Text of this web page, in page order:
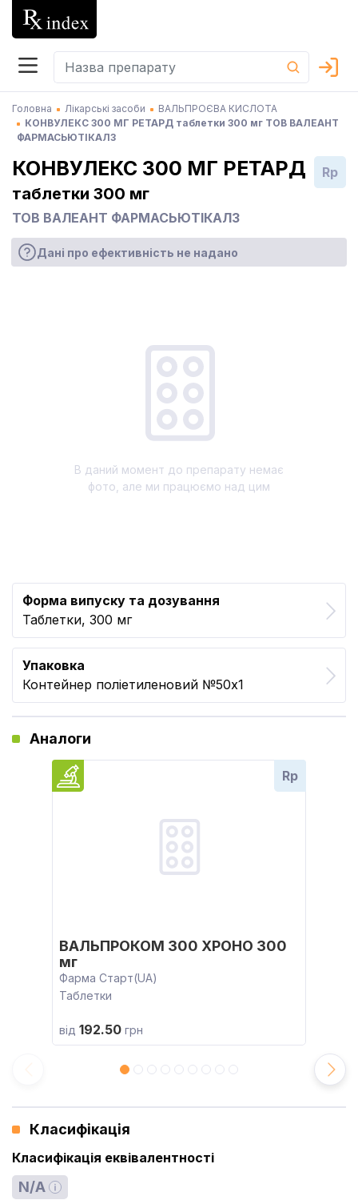
Головна Лікарські засоби
ВАЛЬПРОЄВА КИСЛОТА
КОНВУЛЕКС 300 МГ РЕТАРД таблетки 300 мг ТОВ ВАЛЕАНТ
ФАРМАСЬЮТІКАЛЗ
КОНВУЛЕКС 300 МГ РЕТАРД
таблетки 300 мг
ТОВ ВАЛЕАНТ ФАРМАСЬЮТІКАЛЗ
Rp
Дані про ефективність не надано
В даний момент до препарату немає
фото, але ми працюємо над цим
Форма випуску та дозування
Таблетки, 300 мг
Упаковка
Контейнер поліетиленовий №50x1
Аналоги
Rp
ВАЛЬПРОКОМ 300 ХРОНО 300
мг
Фарма Старт(UA)
Таблетки
від 192.50 грн
Класифікація
Класифікація еквівалентності
N/A